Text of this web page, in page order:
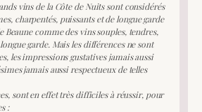
vins de la Côte de Nuits sont considérés
charpentés, puissants et de longue garde
Beaune comme des vins souples, tendres,
garde. Mais les différences ne sont
les impressions gustatives jamais aussi
jamais aussi respectueux de telles
sont en effet très difficiles à réussir, pour
: